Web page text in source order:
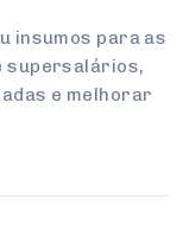
insumos para as
supersalários,
e melhorar